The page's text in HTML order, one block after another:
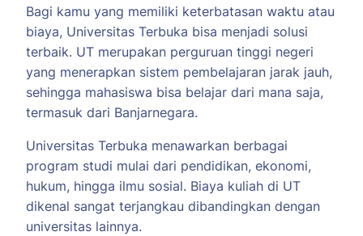
Bagi kamu yang memiliki keterbatasan waktu atau
biaya, Universitas Terbuka bisa menjadi solusi
terbaik. UT merupakan perguruan tinggi negeri
yang menerapkan sistem pembelajaran jarak jauh,
sehingga mahasiswa bisa belajar dari mana saja,
termasuk dari Banjarnegara.
Universitas Terbuka menawarkan berbagai
program studi mulai dari pendidikan, ekonomi,
hukum, hingga ilmu sosial. Biaya kuliah di UT
dikenal sangat terjangkau dibandingkan dengan
universitas lainnya.